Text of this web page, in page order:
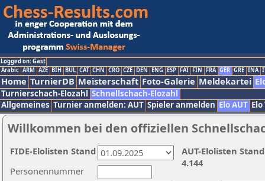
Logged on: Gast
Arabic ARM AZE BIH BUL CAT CHN CRO CZE DEN ENG ESP FAI FIN FRA GER GRE INA
Home TurnierDB Meisterschaft Foto-Galerie Meldekartei
Turnierschach-Elozahl Schnellschach-Elozahl
Allgemeines Turnier anmelden: AUT Spieler anmelden Elo AUT
Willkommen bei den offiziellen
Personennummer
AUT-Elolisten
4.144
FIDE-Elolisten Stand